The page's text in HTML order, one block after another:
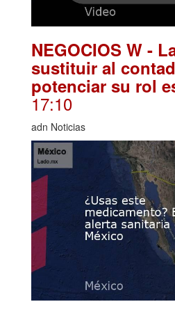
NEGOCIOS W -
sustituir al
potenciar su rol
17:10
adn Noticias